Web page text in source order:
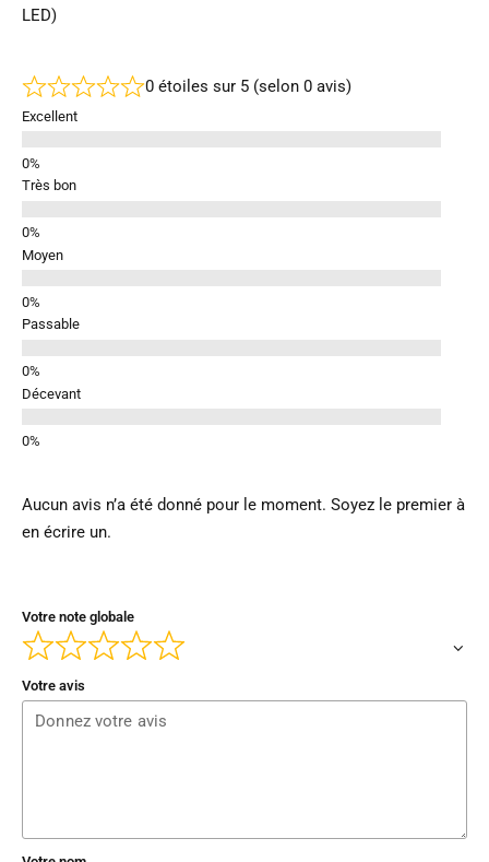
LED)
0 étoiles sur 5 (selon 0 avis)
Excellent
Très bon
Moyen
Passable
Décevant
Aucun avis n’a été donné pour le moment. Soyez le premier à
en écrire un.
Votre note globale
Votre avis